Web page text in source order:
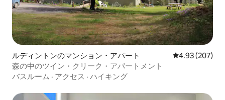
ルディントンのマンション・アパート レビュー207
4.93 (207)
森の中のツイン・クリーク・アパートメント
バスルーム · アクセス · ハイキング